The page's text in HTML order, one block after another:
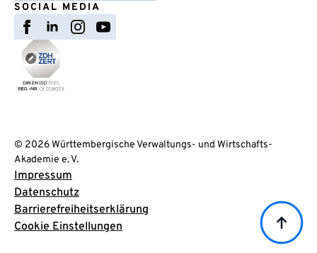
SOCIAL MEDIA
© 2026 Württembergische Verwaltungs- und Wirtschafts-
Akademie e. V.
Impressum
Datenschutz
Barrierefreiheitserklärung
Cookie Einstellungen